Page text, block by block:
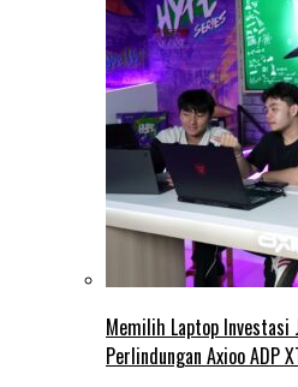
Memilih Laptop Investasi
Perlindungan Axioo ADP